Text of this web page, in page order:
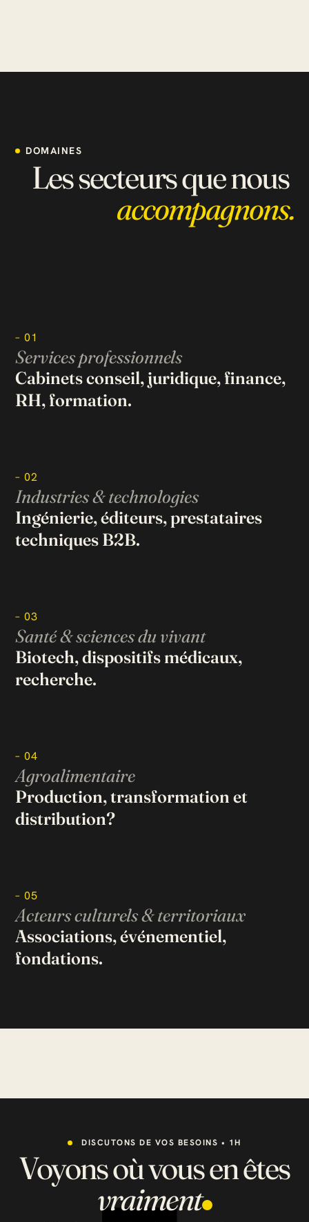
DOMAINES
Les secteurs que nous
accompagnons.
– 01
Services professionnels
Cabinets conseil, juridique, finance,
RH, formation.
– 02
Industries & technologies
Ingénierie, éditeurs, prestataires
techniques B2B.
– 03
Santé & sciences du vivant
Biotech, dispositifs médicaux,
recherche.
– 04
Agroalimentaire
Production, transformation et
distribution?
– 05
Acteurs culturels & territoriaux
Associations, événementiel,
fondations.
DISCUTONS DE VOS BESOINS • 1H
Voyons où vous en êtes
vraiment